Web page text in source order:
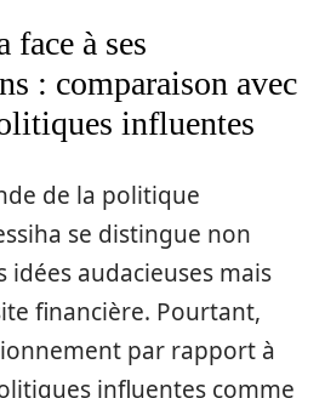
face à ses
: comparaison avec
influentes
de la politique
se distingue non
idées audacieuses mais
financière. Pourtant,
par rapport à
influentes comme